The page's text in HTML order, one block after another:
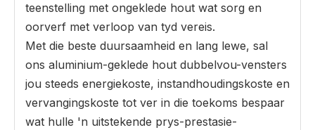
teenstelling met ongeklede hout wat sorg en
oorverf met verloop van tyd vereis.
Met die beste duursaamheid en lang lewe, sal
ons aluminium-geklede hout dubbelvou-vensters
jou steeds energiekoste, instandhoudingskoste en
vervangingskoste tot ver in die toekoms bespaar
wat hulle 'n uitstekende prys-prestasie-